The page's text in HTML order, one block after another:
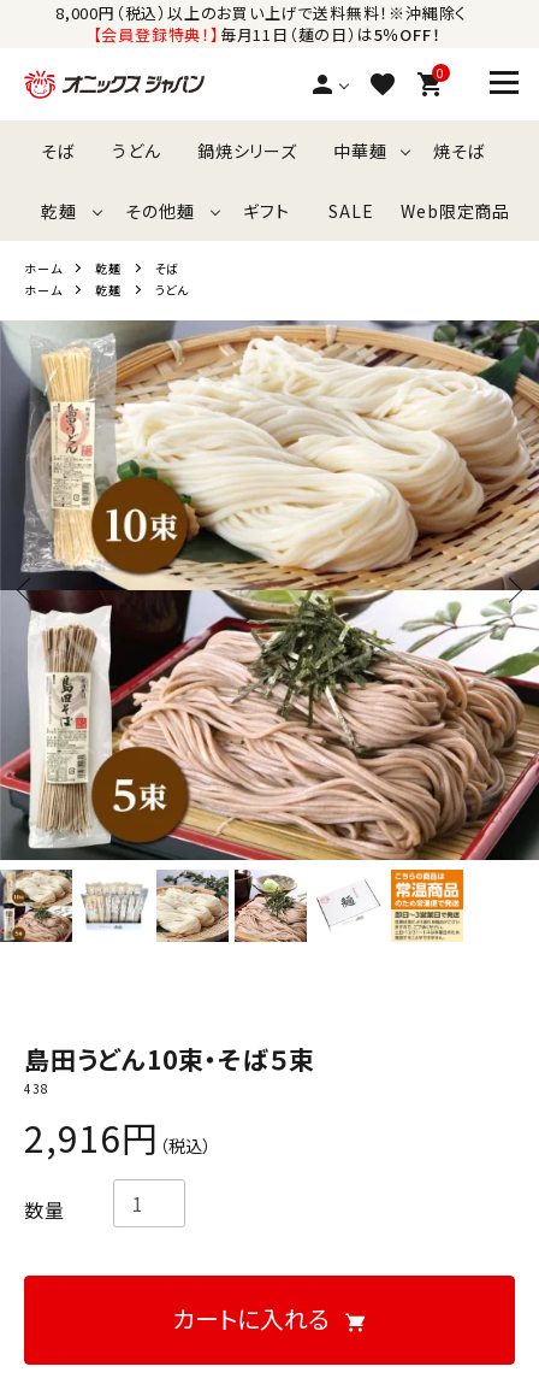
8,000円（税込）以上のお買い上げで送料無料！※沖縄除く
【会員登録特典！】 毎月11日（麺の日）は5％OFF！
person favorite 0
shopping_cart
そば うどん 鍋焼シリーズ 中華麺
ラーメン 有名店監修ラーメン
焼そば
乾麺
そば うどん
その他麺
パスタ 米粉麺
ギフト SALE Web限定商品
search
カテゴリーから探す
鍋焼シリーズ 中華麺
焼きそば 乾麺
その他麺 ギフト
Web限定商品
お知らせ
よくあるご質問
オニックスジャパンについて
直営うどん店のご案内
お支払い方法について
会社概要
プライバシーポリシー
送料・配送について
お問い合わせ
ホーム 乾麺
そば
ホーム
乾麺 うどん
島田うどん10束・そば５束
438
2,916円 （税込）
数量
カートに入れる